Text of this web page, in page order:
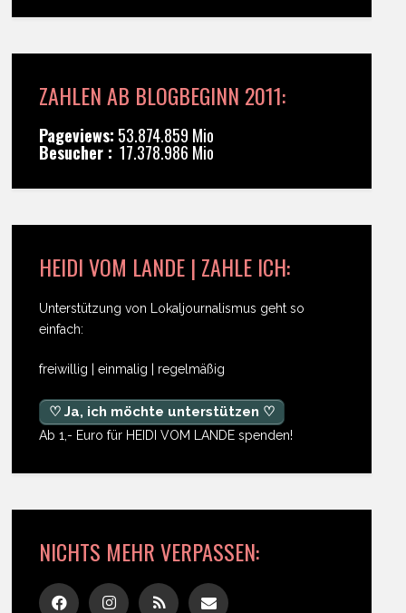
ZAHLEN AB BLOGBEGINN 2011:
Pageviews: 53.874.859 Mio
Besucher : 17.378.986 Mio
HEIDI VOM LANDE | ZAHLE ICH:
Unterstützung von Lokaljournalismus geht so
einfach:
freiwillig | einmalig | regelmäßig
♡ Ja, ich möchte unterstützen ♡
Ab 1,- Euro für HEIDI VOM LANDE spenden!
NICHTS MEHR VERPASSEN: